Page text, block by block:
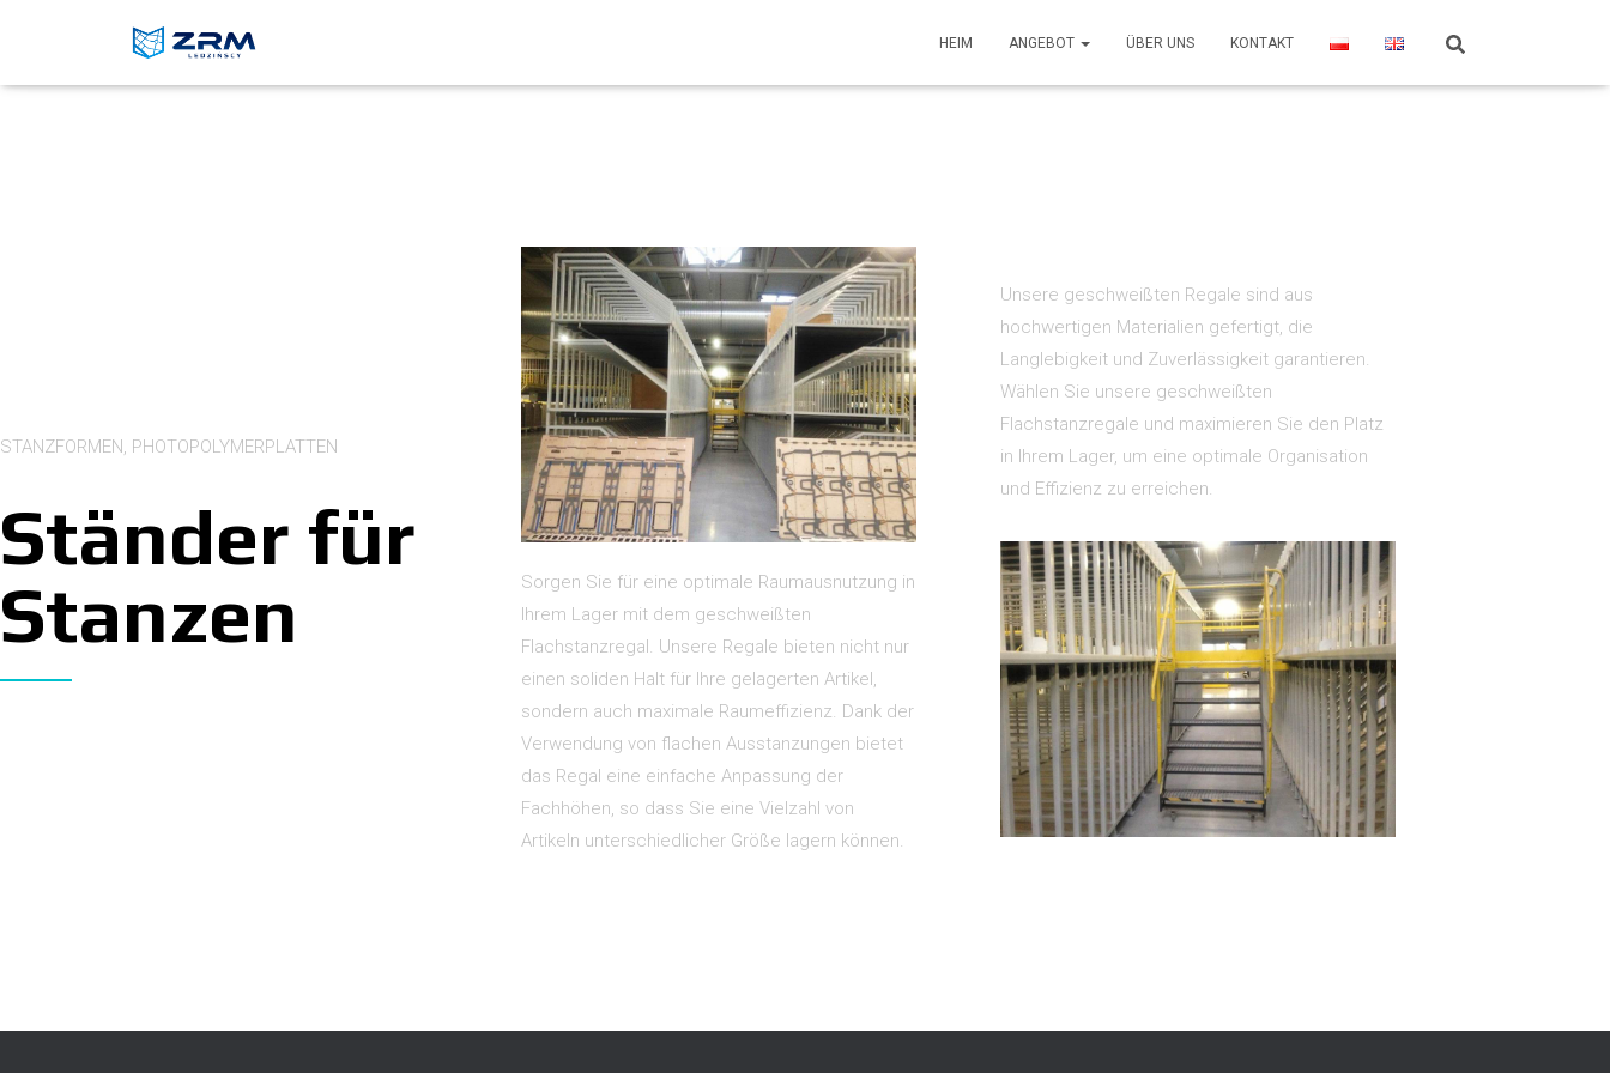
HEIM ANGEBOT ÜBER UNS KONTAKT
STANZFORMEN, PHOTOPOLYMERPLATTEN
Ständer für
Stanzen
Sorgen Sie für eine optimale Raumausnutzung in
Ihrem Lager mit dem geschweißten
Flachstanzregal. Unsere Regale bieten nicht nur
einen soliden Halt für Ihre gelagerten Artikel,
sondern auch maximale Raumeffizienz. Dank der
Verwendung von flachen Ausstanzungen bietet
das Regal eine einfache Anpassung der
Fachhöhen, so dass Sie eine Vielzahl von
Artikeln unterschiedlicher Größe lagern können.
Unsere geschweißten Regale sind aus
hochwertigen Materialien gefertigt, die
Langlebigkeit und Zuverlässigkeit garantieren.
Wählen Sie unsere geschweißten
Flachstanzregale und maximieren Sie den Platz
in Ihrem Lager, um eine optimale Organisation
und Effizienz zu erreichen.